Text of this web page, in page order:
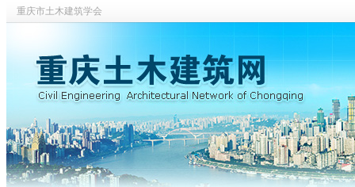
重庆市土木建筑学会